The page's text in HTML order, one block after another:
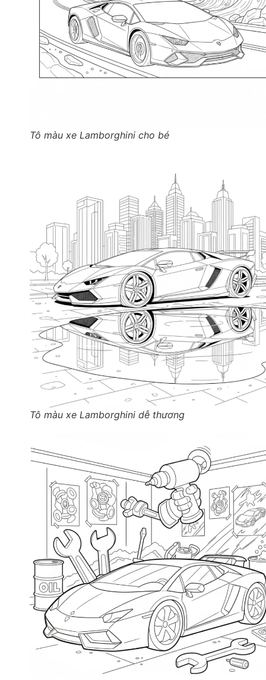
Tô màu xe Lamborghini cho bé
Tô màu xe Lamborghini dễ thương